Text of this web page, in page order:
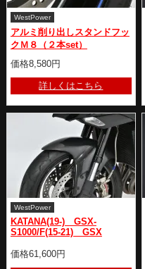
WestPower
アルミ削り出しスタンドフッ
クＭ８（２本set）
価格8,580円
詳しくはこちら
WestPower
KATANA(19-) GSX-
S1000/F(15-21) GSX
価格61,600円